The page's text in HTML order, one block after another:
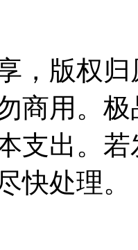
，版权
商用。
支出。
快处理。